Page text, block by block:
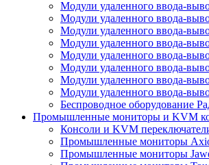
Модули удаленного ввода-
Модули удаленного ввода-
Модули удаленного ввода-
Модули удаленного ввода-
Модули удаленного ввода-
Модули удаленного ввода-
Модули удаленного ввода-
Модули удаленного ввода-
Беспроводное оборудование
Промышленные мониторы и KVM
Консоли и KVM
Промышленные мониторы
Промышленные мониторы